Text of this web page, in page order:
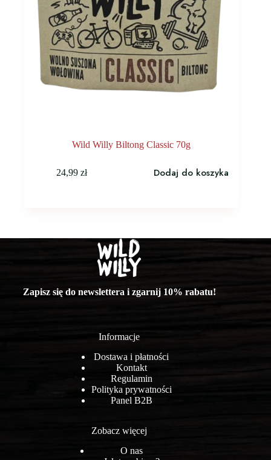
Wild Willy Biltong Classic 70g
24,99zł Dodaj do koszyka
Zapisz się do newslettera i zgarnij 10% rabatu!
Informacje
Dostawa i płatności
Kontakt
Regulamin
Polityka prywatności
Panel B2B
Zobacz więcej
O nas